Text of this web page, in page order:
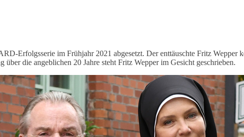
Erfolgsserie im Frühjahr 2021 abgesetzt. Der enttäuschte Fritz
über die angeblichen 20 Jahre steht Fritz Wepper im Gesicht geschrieben.